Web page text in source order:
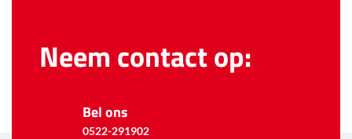
Neem contact op:
Bel ons
0522-291902